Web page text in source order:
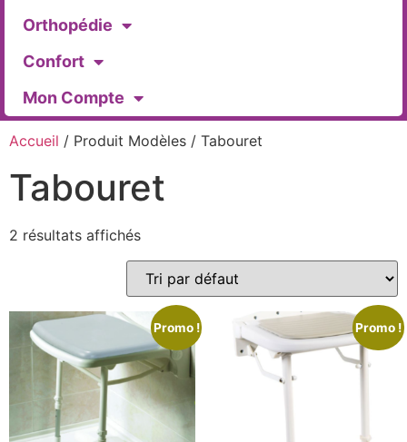
Orthopédie
Confort
Mon Compte
Accueil / Produit Modèles / Tabouret
Tabouret
2 résultats affichés
Promo ! Promo !